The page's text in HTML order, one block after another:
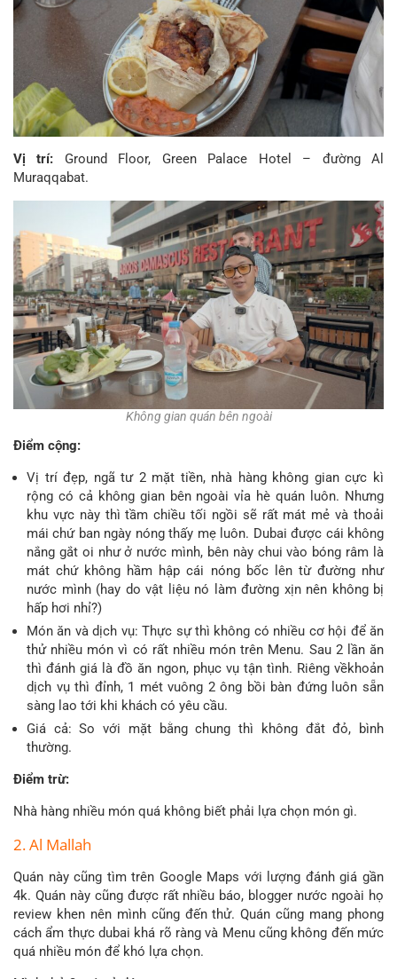
Vị trí:
Ground Floor, Green Palace Hotel – đường Al
Muraqqabat.
Không gian quán bên ngoài
Điểm cộng:
Vị trí đẹp, ngã tư 2 mặt tiền, nhà hàng không gian cực kì
rộng có cả không gian bên ngoài vỉa hè quán luôn. Nhưng
khu vực này thì tầm chiều tối ngồi sẽ rất mát mẻ và thoải
mái chứ ban ngày nóng thấy mẹ luôn. Dubai được cái không
nắng gắt oi như ở nước mình, bên này chui vào bóng râm là
mát chứ không hầm hập cái nóng bốc lên từ đường như
nước mình (hay do vật liệu nó làm đường xịn nên không bị
hấp hơi nhỉ?)
Món ăn và dịch vụ: Thực sự thì không có nhiều cơ hội để ăn
thử nhiều món vì có rất nhiều món trên Menu. Sau 2 lần ăn
thì đánh giá là đồ ăn ngon, phục vụ tận tình. Riêng vềkhoản
dịch vụ thì đỉnh, 1 mét vuông 2 ông bồi bàn đứng luôn sẵn
sàng lao tới khi khách có yêu cầu.
Giá cả: So với mặt bằng chung thì không đắt đỏ, bình
thường.
Điểm trừ:
Nhà hàng nhiều món quá không biết phải lựa chọn món gì.
2. Al Mallah
Quán này cũng tìm trên Google Maps với lượng đánh giá gần
4k. Quán này cũng được rất nhiều báo, blogger nước ngoài họ
review khen nên mình cũng đến thử. Quán cũng mang phong
cách ẩm thực dubai khá rõ ràng và Menu cũng không đến mức
quá nhiều món để khó lựa chọn.